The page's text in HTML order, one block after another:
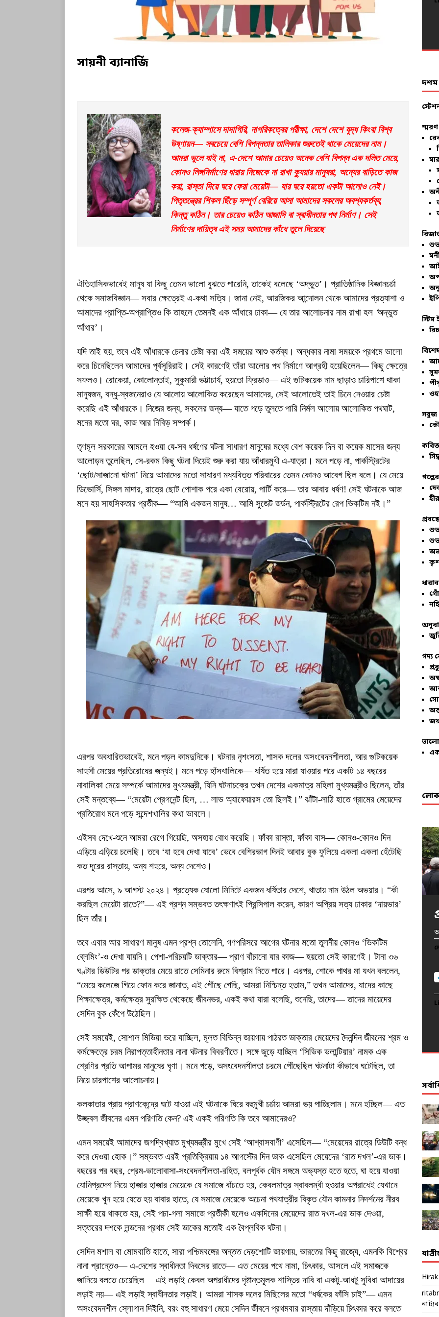
সায়নী ব্যানার্জি
কলেজ-ক্যাম্পাসে দাদাগিরি, নাগরিকত্বের পরীক্ষা, দেশে দেশে যুদ্ধ কিংবা বিশ্ব
উষ্ণায়ন— সবচেয়ে বেশি বিপন্নতার তালিকার শুরুতেই থাকে মেয়েদের নাম।
আমরা ভুলে যাই না, এ-দেশে আমার চেয়েও অনেক বেশি বিপন্ন এক দলিত মেয়ে,
কোনও লিঙ্গনির্মাণের ধারায় নিজেকে না রাখা ক্যুয়ার মানুষরা, অন্যের বাড়িতে কাজ
করা, রাস্তা দিয়ে ঘরে ফেরা মেয়েটা— যার ঘরে হয়তো একটা আলোও নেই।
পিতৃতন্ত্রের শিকল ছিঁড়ে সম্পূর্ণ বেরিয়ে আসা আমাদের সকলের অবশ্যকর্তব্য,
কিন্তু কঠিন। তার চেয়েও কঠিন আজাদি বা স্বাধীনতার পথ নির্মাণ। সেই
নির্মাণের দায়িত্ব এই সময় আমাদের কাঁধে তুলে দিয়েছে
ঐতিহাসিকভাবেই মানুষ যা কিছু তেমন ভালো বুঝতে পারেনি, তাকেই বলেছে ‘অদ্ভুত’। প্রাতিষ্ঠানিক বিজ্ঞানচর্চা
থেকে সমাজবিজ্ঞান— সবার ক্ষেত্রেই এ-কথা সত্যি। জানা নেই, আরজিকর আন্দোলন থেকে আমাদের প্রত্যাশা ও
আমাদের প্রাপ্তি-অপ্রাপ্তিও কি তাহলে তেমনই এক আঁধারে ঢাকা— যে তার আলোচনার নাম রাখা হল ‘অদ্ভুত
আঁধার’।
যদি তাই হয়, তবে এই আঁধারকে চেনার চেষ্টা করা এই সময়ের আশু কর্তব্য। অন্ধকার নামা সময়কে প্রথমে ভালো
করে চিনেছিলেন আমাদের পূর্বসূরিরাই। সেই কারণেই তাঁরা আলোর পথ নির্মাণে আগ্রহী হয়েছিলেন— কিছু ক্ষেত্রে
সফলও। রোকেয়া, কোলোন্তাই, সুকুমারী ভট্টাচার্য, হয়তো ফ্রিডাও— এই গুটিকয়েক নাম ছাড়াও চারিপাশে থাকা
মানুষজন, বন্ধু-স্বজনেরাও যে আলোয় আলোকিত করেছেন আমাদের, সেই আলোতেই তাই চিনে নেওয়ার চেষ্টা
করেছি এই আঁধারকে। নিজের জন্য, সকলের জন্য— যাতে গড়ে তুলতে পারি নির্মল আলোয় আলোকিত পথঘাট,
মনের মতো ঘর, কাজ আর নিবিড় সম্পর্ক।
তৃণমূল সরকারের আমলে হওয়া যে-সব ধর্ষণের ঘটনা সাধারণ মানুষের মধ্যে বেশ কয়েক দিন বা কয়েক মাসের জন্য
আলোড়ন তুলেছিল, সে-রকম কিছু ঘটনা দিয়েই শুরু করা যায় আঁধারমুখী এ-যাত্রা। মনে পড়ে না, পার্কস্ট্রিটের
‘ছোট/সাজানো ঘটনা’ নিয়ে আমাদের মতো সাধারণ মধ্যবিত্ত পরিবারের তেমন কোনও আবেগ ছিল বলে। যে মেয়ে
ডিভোর্সি, সিঙ্গল মাদার, রাত্রে ছোট পোশাক পরে একা বেরোয়, পার্টি করে— তার আবার ধর্ষণ! সেই ঘটনাকে আজ
মনে হয় সাহসিকতার প্রতীক— “আমি একজন মানুষ… আমি সুজেট জর্ডন, পার্কস্ট্রিটের রেপ ভিকটিম নই।”
এরপর অবধারিতভাবেই, মনে পড়ল কামদুনিকে। ঘটনার নৃশংসতা, শাসক দলের অসংবেদনশীলতা, আর গুটিকয়েক
সাহসী মেয়ের প্রতিরোধের জন্যই। মনে পড়ে হাঁসখালিকে— ধর্ষিত হয়ে মারা যাওয়ার পরে একটি ১৪ বছরের
নাবালিকা মেয়ে সম্পর্কে আমাদের মুখ্যমন্ত্রী, যিনি ঘটনাচক্রে তখন দেশের একমাত্র মহিলা মুখ্যমন্ত্রীও ছিলেন, তাঁর
সেই মন্তব্যে— “মেয়েটা প্রেগনেন্ট ছিল, … লাভ অ্যাফেয়ারস তো ছিলই।” ঝাঁটা-লাঠি হাতে গ্রামের মেয়েদের
প্রতিরোধ মনে পড়ে সন্দেশখালির কথা ভাবলে।
এইসব দেখে-শুনে আমরা রেগে গিয়েছি, অসহায় বোধ করেছি। ফাঁকা রাস্তা, ফাঁকা বাস— কোনও-কোনও দিন
এড়িয়ে এড়িয়ে চলেছি। তবে ‘যা হবে দেখা যাবে’ ভেবে বেশিরভাগ দিনই আবার বুক ফুলিয়ে একলা একলা হেঁটেছি
কত দূরের রাস্তায়, অন্য শহরে, অন্য দেশেও।
এরপর আসে, ৯ আগস্ট ২০২৪। প্রত্যেক ষোলো মিনিটে একজন ধর্ষিতার দেশে, খাতায় নাম উঠল অভয়ার। “কী
করছিল মেয়েটা রাতে?”— এই প্রশ্ন সম্ভবত তৎক্ষণাৎই প্রিন্সিপাল করেন, কারণ অপ্রিয় সত্য ঢাকার ‘দায়ভার’
ছিল তাঁর।
তবে এবার আর সাধারণ মানুষ এমন প্রশ্ন তোলেনি, গণপরিসরে আগের ঘটনার মতো তুলনীয় কোনও ‘ভিকটিম
ব্লেমিং’-ও দেখা যায়নি। পেশা-পরিচয়টি ডাক্তার— প্রাণ বাঁচানো যার কাজ— হয়তো সেই কারণেই। টানা ৩৬
ঘণ্টার ডিউটির পর ডাক্তার মেয়ে রাতে সেমিনার রুমে বিশ্রাম নিতে পারে। এরপর, শোকে পাথর মা যখন বললেন,
“মেয়ে কলেজে গিয়ে ফোন করে জানাত, এই পৌঁছে গেছি, আমরা নিশ্চিন্ত হতাম,” তখন আমাদের, যাদের কাছে
শিক্ষাক্ষেত্র, কর্মক্ষেত্র সুরক্ষিত থেকেছে জীবনভর, একই কথা যারা বলেছি, শুনেছি, তাদের— তাদের মায়েদের
সেদিন বুক কেঁপে উঠেছিল।
সেই সময়েই, সোশাল মিডিয়া ভরে যাচ্ছিল, মূলত বিভিন্ন জায়গায় পাঠরত ডাক্তার মেয়েদের দৈনন্দিন জীবনের শ্রম ও
কর্মক্ষেত্রে চরম নিরাপত্তাহীনতার নানা ঘটনার বিবরণীতে। সঙ্গে জুড়ে যাচ্ছিল ‘সিভিক ভলান্টিয়ার’ নামক এক
শ্রেণির প্রতি আপামর মানুষের ঘৃণা। মনে পড়ে, অসংবেদনশীলতা চরমে পৌঁছেছিল ঘটনাটা কীভাবে ঘটেছিল, তা
নিয়ে চারপাশের আলোচনায়।
কলকাতার প্রায় প্রাণকেন্দ্রে ঘটে যাওয়া এই ঘটনাকে ঘিরে বহুমুখী চর্চায় আমরা ভয় পাচ্ছিলাম। মনে হচ্ছিল— এত
উজ্জ্বল জীবনের এমন পরিণতি কেন? এই একই পরিণতি কি তবে আমাদেরও?
এমন সময়েই আমাদের জগদ্বিখ্যাত মুখ্যমন্ত্রীর মুখে সেই ‘আশ্বাসবাণী’ এসেছিল— “মেয়েদের রাত্রে ডিউটি বন্ধ
করে দেওয়া হোক।” সম্ভবত এরই প্রতিক্রিয়ায় ১৪ আগস্টের দিন ডাক এসেছিল মেয়েদের ‘রাত দখল’-এর ডাক।
বছরের পর বছর, প্রেম-ভালোবাসা-সংবেদনশীলতা-রহিত, বলপূর্বক যৌন সঙ্গমে অভ্যস্ত হতে হতে, ঘা হয়ে যাওয়া
যোনিপ্রদেশ নিয়ে হাজার হাজার মেয়েকে যে সমাজে বাঁচতে হয়, কেবলমাত্র স্বাবলম্বী হওয়ার অপরাধেই যেখানে
মেয়েকে খুন হয়ে যেতে হয় বাবার হাতে, যে সমাজে মেয়েকে অচেনা পথযাত্রীর বিকৃত যৌন কামনার নিদর্শনের নীরব
সাক্ষী হয়ে থাকতে হয়, সেই পচা-গলা সমাজে প্রতীকী হলেও একদিনের মেয়েদের রাত দখল-এর ডাক দেওয়া,
সত্তরের দশকে লন্ডনের প্রথম সেই ডাকের মতোই এক বৈপ্লবিক ঘটনা।
সেদিন মশাল বা মোমবাতি হাতে, সারা পশ্চিমবঙ্গের অন্তত দেড়শোটি জায়গায়, ভারতের কিছু রাজ্যে, এমনকি বিশ্বের
নানা প্রান্তেও— এ-দেশের স্বাধীনতা দিবসের রাতে— এত মেয়ের পথে নামা, চিৎকার, আসলে এই সমাজকে
জানিয়ে বলতে চেয়েছিল— এই লড়াই কেবল অপরাধীদের দৃষ্টান্তমূলক শাস্তির দাবি বা একটু-আধটু সুবিধা আদায়ের
লড়াই নয়— এই লড়াই স্বাধীনতার লড়াই। আমরা শাসক দলের মিছিলের মতো “ধর্ষকের ফাঁসি চাই”— এমন
অসংবেদনশীল স্লোগান দিইনি, বরং বহু সাধারণ মেয়ে সেদিন জীবনে প্রথমবার রাস্তায় দাঁড়িয়ে চিৎকার করে বলতে
দশম
স্মরণ
স্টিম
সবুজ
গদ্য